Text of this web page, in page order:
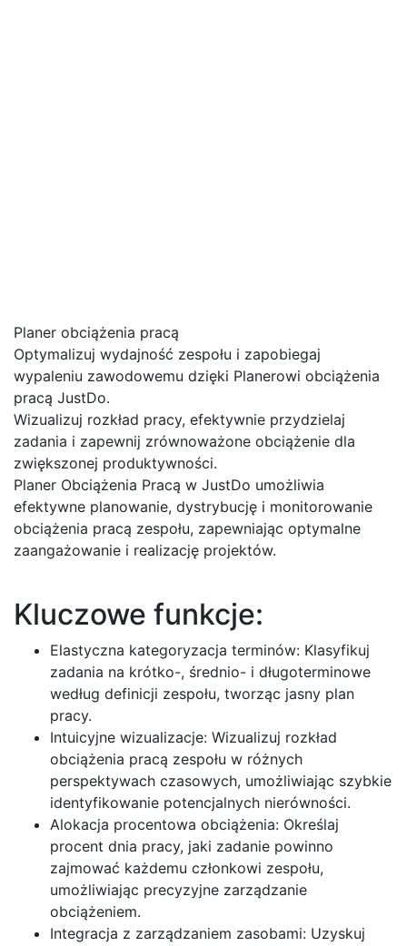
Planer obciążenia pracą
Optymalizuj wydajność zespołu i zapobiegaj
wypaleniu zawodowemu dzięki Planerowi obciążenia
pracą JustDo.
Wizualizuj rozkład pracy, efektywnie przydzielaj
zadania i zapewnij zrównoważone obciążenie dla
zwiększonej produktywności.
Planer Obciążenia Pracą w JustDo umożliwia
efektywne planowanie, dystrybucję i monitorowanie
obciążenia pracą zespołu, zapewniając optymalne
zaangażowanie i realizację projektów.
Kluczowe funkcje:
Elastyczna kategoryzacja terminów: Klasyfikuj
zadania na krótko-, średnio- i długoterminowe
według definicji zespołu, tworząc jasny plan
pracy.
Intuicyjne wizualizacje: Wizualizuj rozkład
obciążenia pracą zespołu w różnych
perspektywach czasowych, umożliwiając szybkie
identyfikowanie potencjalnych nierówności.
Alokacja procentowa obciążenia: Określaj
procent dnia pracy, jaki zadanie powinno
zajmować każdemu członkowi zespołu,
umożliwiając precyzyjne zarządzanie
obciążeniem.
Integracja z zarządzaniem zasobami: Uzyskuj